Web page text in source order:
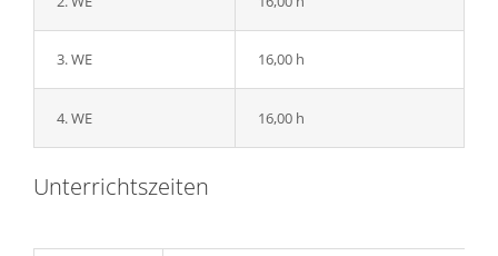
3. WE 16,00 h
4. WE 16,00 h
Unterrichtszeiten